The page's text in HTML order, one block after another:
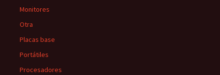
Monitores
Otra
Placas base
Portátiles
Procesadores